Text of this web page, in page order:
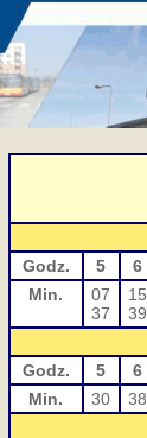
Godz.
5 6
Min.
07
37
15
39
Godz.
5 6
Min.
30 38